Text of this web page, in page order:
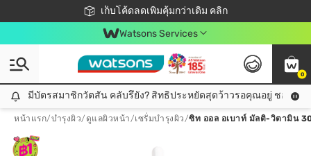
เก็บโค้ดลดเพิ่มคุ้มกว่าเดิม คลิก
ชอปออนไลน์ครั้งแรก ลดเพิ่มจุก ๆ 10%! 🎉
📦ส่งฟรี! เมื่อชอป 499฿
สมาชิกวัตสัน คลับดียังไง?
Watsons Services
0
มีบัตรสมาชิกวัตสัน คลับรึยัง? สิทธิประหยัดสุดว้าวรอคุณอยู่ ชอปคุ้มกว่าเดิม คลิก!
มีบัตรสมาชิกวัตสัน คลับรึยัง? สิทธิประหยัดสุดว้าวรอคุณอยู่ ชอปคุ้มก
หน้าแรก/บำรุงผิว/ ดูแลผิวหน้า/เซรั่มบำรุงผิว/ซิท ออล อเบาท์ มัลติ-วิตามิน